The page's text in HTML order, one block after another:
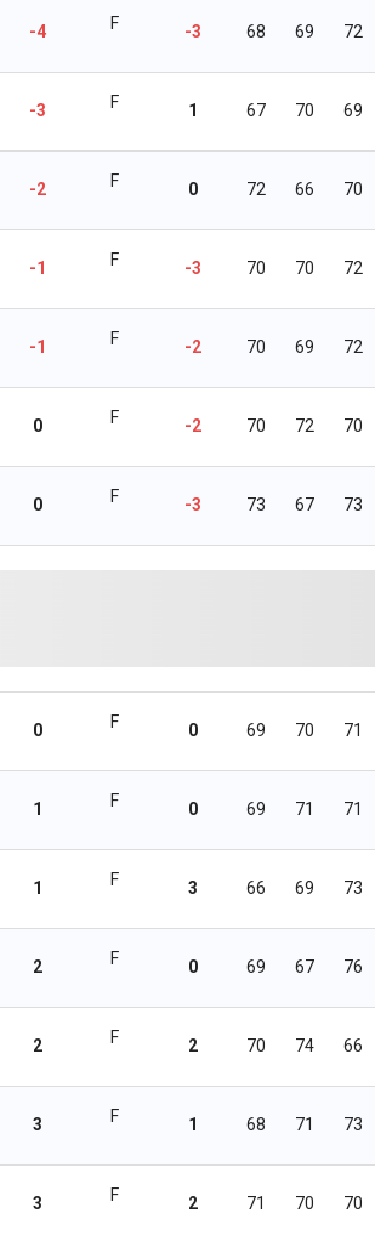
-4 F -3 68 69 72
-3 F 1 67 70 69
-2 F 0 72 66 70
-1 F -3 70 70 72
-1 F -2 70 69 72
0 F -2 70 72 70
0 F -3 73 67 73
0 F 0 69 70 71
1 F 0 69 71 71
1 F 3 66 69 73
2 F 0 69 67 76
2 F 2 70 74 66
3 F 1 68 71 73
3 F 2 71 70 70